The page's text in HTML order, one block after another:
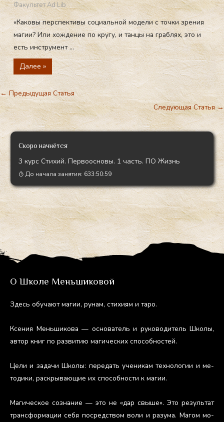
Факультет Ad Lib
«Каковы перспективы социальной модели с точки зрения
магии? Или хождение по кругу, и танцы на граблях, это и
есть инструмент ...
Далее »
←Предыдущая Статья
Следующая Статья→
Скоро начнётся
3 курс Стихий. Первоосновы. 1 часть. ПО Жизнь
До начала занятия: 633:50:58
О Школе Меньшиковой
Здесь обу­ча­ют ма­гии, ру­нам, сти­хи­ям и та­ро.
Ксе­ния Мень­ши­кова — ос­но­ватель и ру­ково­дитель Шко­лы,
ав­тор книг по раз­ви­тию ма­гичес­ких спо­соб­ностей.
Це­ли и за­дачи Шко­лы: пе­редать уче­никам тех­но­логии и ме­
тоди­ки, рас­кры­ва­ющие их спо­соб­ности к ма­гии.
Ма­гичес­кое соз­на­ние — это не «дар свы­ше». Это ре­зуль­тат
тран­сфор­ма­ции се­бя пос­редс­твом во­ли и ра­зума. Ма­гом мо­